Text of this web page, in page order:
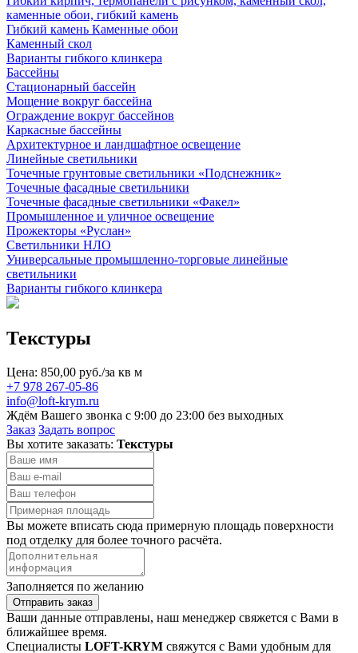
каменные обои, гибкий камень
Гибкий камень Каменные обои
Каменный скол
Варианты гибкого клинкера
Бассейны
Стационарный бассейн
Мощение вокруг бассейна
Ограждение вокруг бассейнов
Каркасные бассейны
Архитектурное и ландшафтное освещение
Линейные светильники
Точечные грунтовые светильники «Подснежник»
Точечные фасадные светильники
Точечные фасадные светильники «Факел»
Промышленное и уличное освещение
Прожекторы «Руслан»
Светильники НЛО
Универсальные промышленно-торговые линейные
светильники
Варианты гибкого клинкера
Текстуры
Цена: 850,00 руб./за кв м
+7 978 267-05-86
info@loft-krym.ru
Ждём Вашего звонка с 9:00 до 23:00 без выходных
Заказ Задать вопрос
Вы хотите заказать: Текстуры
Вы можете вписать сюда примерную площадь поверхности
под отделку для более точного расчёта.
Заполняется по желанию
Отправить заказ
Ваши данные отправлены, наш менеджер свяжется с Вами в
ближайшее время.
Специалисты LOFT-KRYM свяжутся с Вами удобным для